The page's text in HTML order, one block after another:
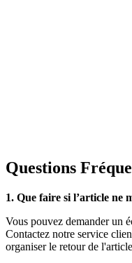
Questions
1. Que faire si l’article ne
Vous pouvez demander un
Contactez notre service
organiser le retour de